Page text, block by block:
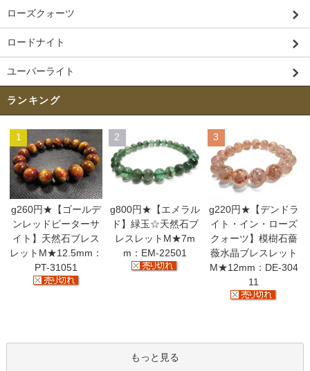
ローズクォーツ
ロードナイト
ユーパーライト
ランキング
1
g260円★【ゴールデ
ンレッドピーターサ
イト】天然石ブレス
レットM★12.5mm：
PT-31051
2
g800円★【エメラル
ド】緑玉☆天然石ブ
レスレットM★7m
m：EM-22501
3
g220円★【デンドラ
イト・イン・ローズ
クォーツ】模樹石薔
薇水晶ブレスレット
M★12mm：DE-304
11
もっと見る